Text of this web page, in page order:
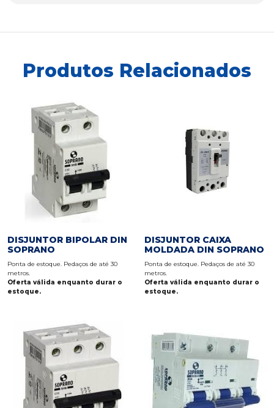
Produtos Relacionados
DISJUNTOR BIPOLAR DIN
SOPRANO
Ponta de estoque. Pedaços de até 30
metros.
Oferta válida enquanto durar o
estoque.
DISJUNTOR CAIXA
MOLDADA DIN SOPRANO
Ponta de estoque. Pedaços de até 30
metros.
Oferta válida enquanto durar o
estoque.